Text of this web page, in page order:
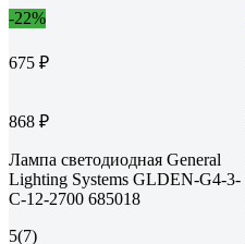
-22%
675 ₽
868 ₽
Лампа светодиодная General
Lighting Systems GLDEN-G4-3-
C-12-2700 685018
5(7)